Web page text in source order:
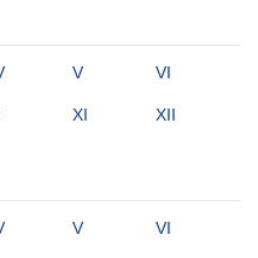
V VI
XI XII
V VI